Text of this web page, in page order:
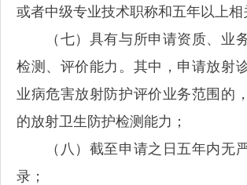
或者中级专业技术职称和五年以上相
（七）具有与所申请资质、业
检测、评价能力。其中，申请放射
业病危害放射防护评价业务范围的
的放射卫生防护检测能力；
（八）截至申请之日五年内无
录；